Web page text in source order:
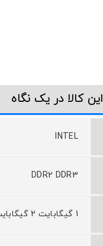
این کالا در یک نگاه
INTEL
DDR2 DDR3
1 گیگابایت 2 گیگابایت